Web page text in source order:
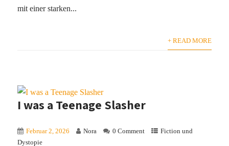
mit einer starken...
+ READ MORE
I was a Teenage Slasher
Februar 2, 2026 Nora 0 Comment
Fiction und
Dystopie